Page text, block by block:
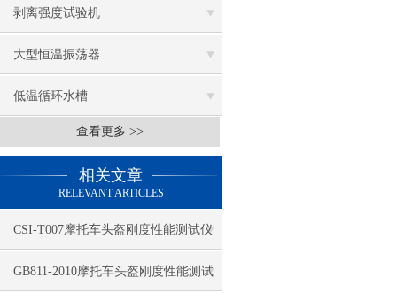
剥离强度试验机
大型恒温振荡器
低温循环水槽
低温振荡水槽
电热鼓风干燥箱
电热恒温水槽
电热恒温油浴锅
查看更多 >>
相关文章
RELEVANT ARTICLES
CSI-T007摩托车头盔刚度性能测试仪
GB811-2010摩托车头盔刚度性能测试